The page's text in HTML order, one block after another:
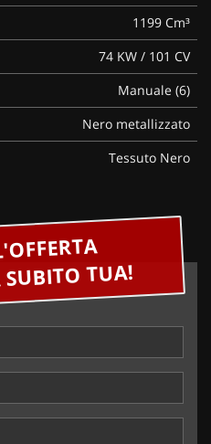
1199 Cm³
74 KW / 101 CV
Manuale (6)
Nero metallizzato
Tessuto Nero
SUBITO TUA!